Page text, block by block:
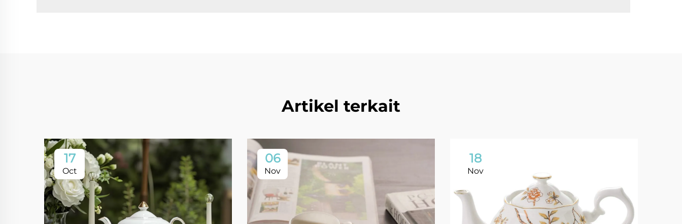
Artikel terkait
17
Oct
06
Nov
18
Nov